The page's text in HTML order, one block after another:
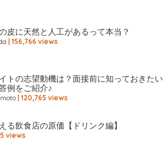
皮に天然と人工があるって本当？
| 156,766 views
トの志望動機は？面接前に知っておきたい
例をご紹介♪
| 120,765 views
る飲食店の原価【ドリンク編】
views